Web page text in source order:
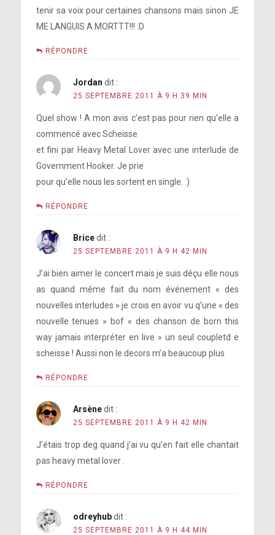
tenir sa voix pour certaines chansons mais sinon JE
ME LANGUIS A MORTTT!!! :D
RÉPONDRE
Jordan dit :
25 SEPTEMBRE 2011 À 9 H 39 MIN
Quel show ! A mon avis c’est pas pour rien qu’elle a
commencé avec Scheisse
et fini par Heavy Metal Lover avec une interlude de
Government Hooker. Je prie
pour qu’elle nous les sortent en single. :)
RÉPONDRE
Brice dit :
25 SEPTEMBRE 2011 À 9 H 42 MIN
J’ai bien aimer le concert mais je suis déçu elle nous
as quand même fait du nom événement « des
nouvelles interludes » je crois en avoir vu q’une « des
nouvelle tenues » bof « des chanson de born this
way jamais interpréter en live » un seul coupletd e
scheisse ! Aussi non le decors m’a beaucoup plus
RÉPONDRE
Arsène dit :
25 SEPTEMBRE 2011 À 9 H 42 MIN
J’étais trop deg quand j’ai vu qu’en fait elle chantait
pas heavy metal lover .
RÉPONDRE
odreyhub dit :
25 SEPTEMBRE 2011 À 9 H 44 MIN